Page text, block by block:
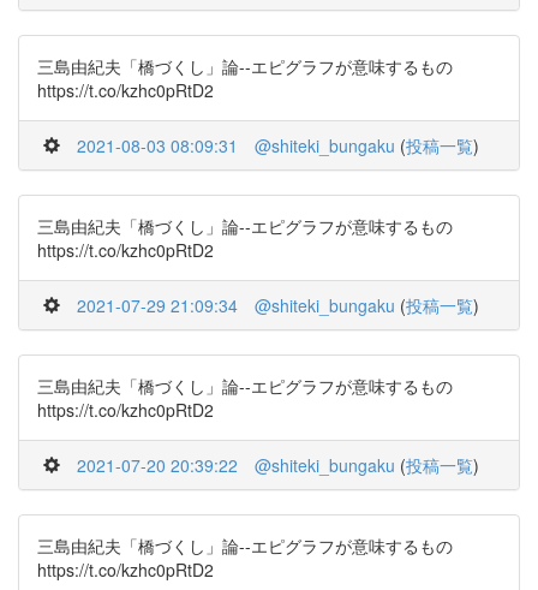
三島由紀夫「橋づくし」論--エピグラフが意味するもの
https://t.co/kzhc0pRtD2
2021-08-03 08:09:31 @shiteki_bungaku (投稿一覧)
三島由紀夫「橋づくし」論--エピグラフが意味するもの
https://t.co/kzhc0pRtD2
2021-07-29 21:09:34 @shiteki_bungaku (投稿一覧)
三島由紀夫「橋づくし」論--エピグラフが意味するもの
https://t.co/kzhc0pRtD2
2021-07-20 20:39:22 @shiteki_bungaku (投稿一覧)
三島由紀夫「橋づくし」論--エピグラフが意味するもの
https://t.co/kzhc0pRtD2